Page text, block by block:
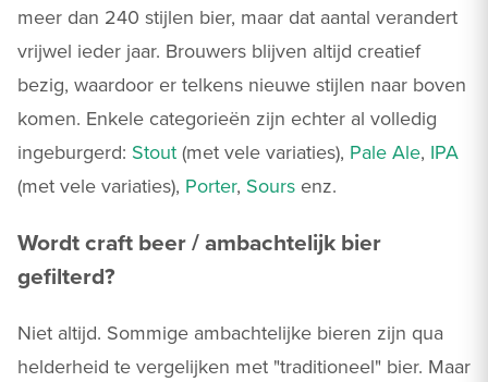
meer dan 240 stijlen bier, maar dat aantal verandert
vrijwel ieder jaar. Brouwers blijven altijd creatief
bezig, waardoor er telkens nieuwe stijlen naar boven
komen. Enkele categorieën zijn echter al volledig
ingeburgerd: Stout (met vele variaties), Pale Ale, IPA
(met vele variaties), Porter, Sours enz.
Wordt craft beer / ambachtelijk bier
gefilterd?
Niet altijd. Sommige ambachtelijke bieren zijn qua
helderheid te vergelijken met "traditioneel" bier. Maar